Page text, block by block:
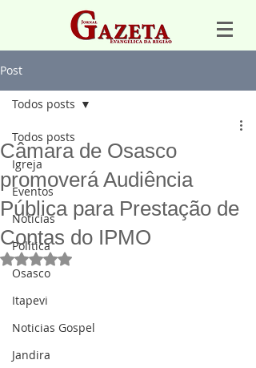
Post
Todos posts
Igreja
Eventos
Notícias
Política
Osasco
Itapevi
Noticias Gospel
Jandira
Todos posts
Câmara de Osasco
promoverá Audiência
Pública para Prestação de
Contas do IPMO
Avaliado com NaN de 5 estrelas.